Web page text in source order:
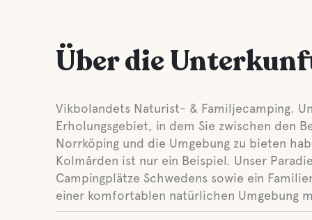
Über die
Vikbolandets Naturist- & Familjecamping.
Erholungsgebiet, in dem Sie zwischen den
Norrköping und die Umgebung zu bieten
Kolmården ist nur ein Beispiel. Unser
Campingplätze Schwedens sowie ein
einer komfortablen natürlichen Umgebung